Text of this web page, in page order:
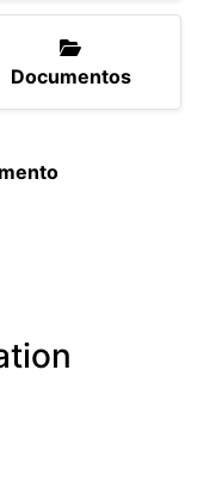
Documentos